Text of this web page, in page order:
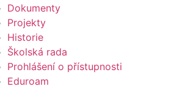
Dokumenty
Projekty
Historie
Školská rada
Prohlášení o přístupnosti
Eduroam